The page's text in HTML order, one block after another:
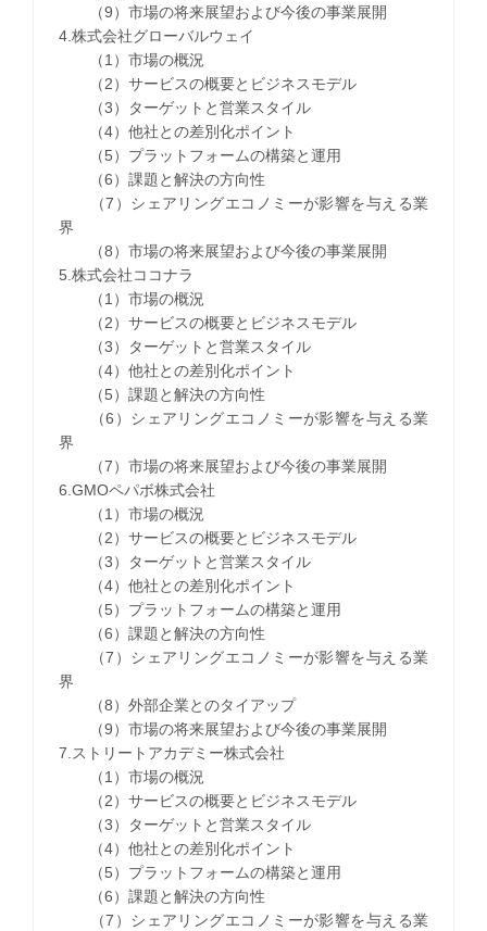
（9）市場の将来展望および今後の事業展開
4.株式会社グローバルウェイ
（1）市場の概況
（2）サービスの概要とビジネスモデル
（3）ターゲットと営業スタイル
（4）他社との差別化ポイント
（5）プラットフォームの構築と運用
（6）課題と解決の方向性
（7）シェアリングエコノミーが影響を与える業
界
（8）市場の将来展望および今後の事業展開
5.株式会社ココナラ
（1）市場の概況
（2）サービスの概要とビジネスモデル
（3）ターゲットと営業スタイル
（4）他社との差別化ポイント
（5）課題と解決の方向性
（6）シェアリングエコノミーが影響を与える業
界
（7）市場の将来展望および今後の事業展開
6.GMOペパボ株式会社
（1）市場の概況
（2）サービスの概要とビジネスモデル
（3）ターゲットと営業スタイル
（4）他社との差別化ポイント
（5）プラットフォームの構築と運用
（6）課題と解決の方向性
（7）シェアリングエコノミーが影響を与える業
界
（8）外部企業とのタイアップ
（9）市場の将来展望および今後の事業展開
7.ストリートアカデミー株式会社
（1）市場の概況
（2）サービスの概要とビジネスモデル
（3）ターゲットと営業スタイル
（4）他社との差別化ポイント
（5）プラットフォームの構築と運用
（6）課題と解決の方向性
（7）シェアリングエコノミーが影響を与える業